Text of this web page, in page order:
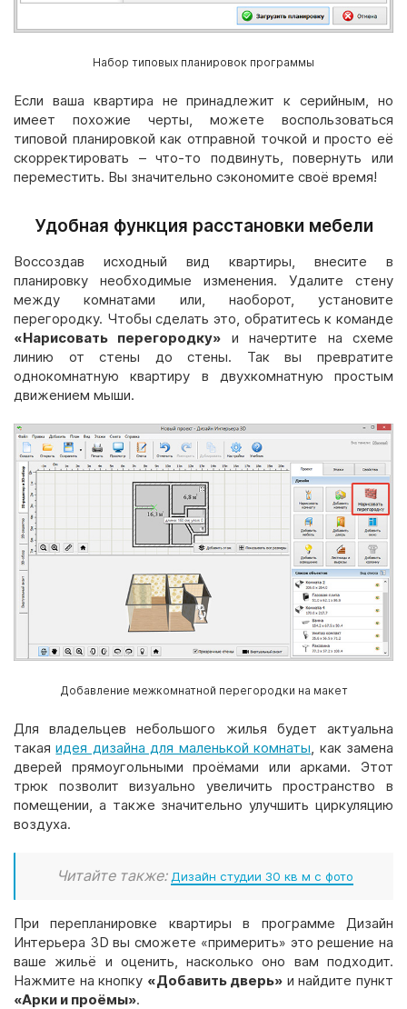
Набор типовых планировок программы
Если ваша квартира не принадлежит к серийным, но
имеет похожие черты, можете воспользоваться
типовой планировкой как отправной точкой и просто её
скорректировать – что-то подвинуть, повернуть или
переместить. Вы значительно сэкономите своё время!
Удобная функция расстановки мебели
Воссоздав исходный вид квартиры, внесите в
планировку необходимые изменения. Удалите стену
между комнатами или, наоборот, установите
перегородку. Чтобы сделать это, обратитесь к команде
«Нарисовать перегородку» и начертите на схеме
линию от стены до стены. Так вы превратите
однокомнатную квартиру в двухкомнатную простым
движением мыши.
Добавление межкомнатной перегородки на макет
Для владельцев небольшого жилья будет актуальна
такаяидея дизайна для маленькой комнаты, как замена
дверей прямоугольными проёмами или арками. Этот
трюк позволит визуально увеличить пространство в
помещении, а также значительно улучшить циркуляцию
воздуха.
Читайте также: Дизайн студии 30 кв м с фото
При перепланировке квартиры в программе Дизайн
Интерьера 3D вы сможете «примерить» это решение на
ваше жильё и оценить, насколько оно вам подходит.
Нажмите на кнопку «Добавить дверь» и найдите пункт
«Арки и проёмы».